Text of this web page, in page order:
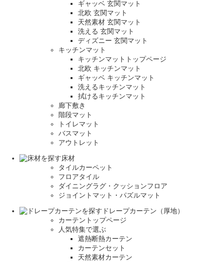
ギャッベ 玄関マット
北欧 玄関マット
天然素材 玄関マット
洗える 玄関マット
ディズニー 玄関マット
キッチンマット
キッチンマットトップページ
北欧 キッチンマット
ギャッベ キッチンマット
洗えるキッチンマット
拭けるキッチンマット
廊下敷き
階段マット
トイレマット
バスマット
アウトレット
床材
タイルカーペット
フロアタイル
ダイニングラグ・クッションフロア
ジョイントマット・パズルマット
ドレープカーテン（厚地）
カーテントップページ
人気特集で選ぶ
遮熱断熱カーテン
カーテンセット
天然素材カーテン